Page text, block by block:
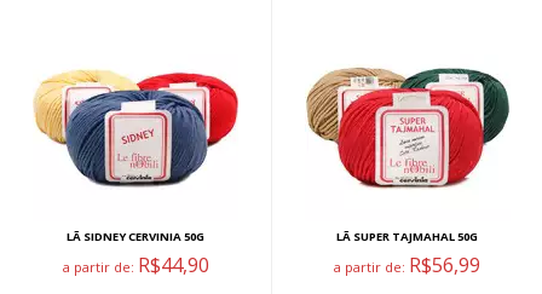
LÃ SIDNEY CERVINIA 50G
a partir de: R$44,90
LÃ SUPER TAJMAHAL 50G
a partir de: R$56,99